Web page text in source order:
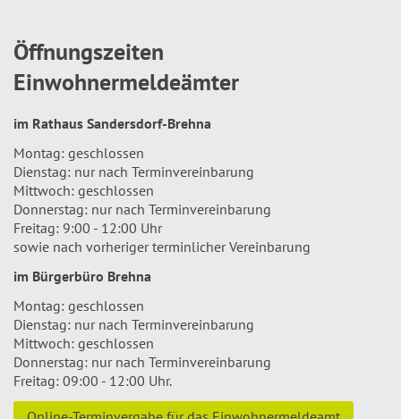
Öffnungszeiten
Einwohnermeldeämter
im Rathaus Sandersdorf-Brehna
Montag: geschlossen
Dienstag: nur nach Terminvereinbarung
Mittwoch: geschlossen
Donnerstag: nur nach Terminvereinbarung
Freitag: 9:00 - 12:00 Uhr
sowie nach vorheriger terminlicher Vereinbarung
im Bürgerbüro Brehna
Montag: geschlossen
Dienstag: nur nach Terminvereinbarung
Mittwoch: geschlossen
Donnerstag: nur nach Terminvereinbarung
Freitag: 09:00 - 12:00 Uhr.